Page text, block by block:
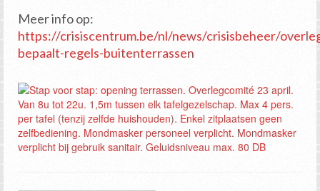
Meer info op:
https://crisiscentrum.be/nl/news/crisisbeheer/
bepaalt-regels-buitenterrassen